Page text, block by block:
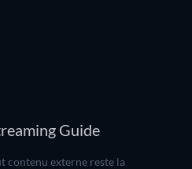
Guide
contenu externe reste la